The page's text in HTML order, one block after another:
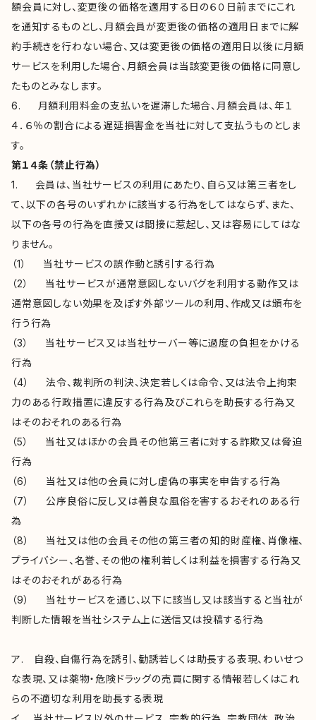
額会員に対し、変更後の価格を適用する日の６０日前までにこれ
を通知するものとし、月額会員が変更後の価格の適用日までに解
約手続きを行わない場合、又は変更後の価格の適用日以後に月額
サービスを利用した場合、月額会員は当該変更後の価格に同意し
たものとみなします。
6. 月額利用料金の支払いを遅滞した場合、月額会員は、年１
４．６％の割合による遅延損害金を当社に対して支払うものとしま
す。
第１４条（禁止行為）
1. 会員は、当社サービスの利用にあたり、自ら又は第三者をし
て、以下の各号のいずれかに該当する行為をしてはならず、また、
以下の各号の行為を直接又は間接に惹起し、又は容易にしてはな
りません。
（1） 当社サービスの誤作動と誘引する行為
（2） 当社サービスが通常意図しないバグを利用する動作又は
通常意図しない効果を及ぼす外部ツールの利用、作成又は頒布を
行う行為
（3） 当社サービス又は当社サーバー等に過度の負担をかける
行為
（4） 法令、裁判所の判決、決定若しくは命令、又は法令上拘束
力のある行政措置に違反する行為及びこれらを助長する行為又
はそのおそれのある行為
（5） 当社又はほかの会員その他第三者に対する詐欺又は脅迫
行為
（6） 当社又は他の会員に対し虚偽の事実を申告する行為
（7） 公序良俗に反し又は善良な風俗を害するおそれのある行
為
（8） 当社又は他の会員その他の第三者の知的財産権、肖像権、
プライバシー、名誉、その他の権利若しくは利益を損害する行為又
はそのおそれがある行為
（9） 当社サービスを通じ、以下に該当し又は該当すると当社が
判断した情報を当社システム上に送信又は投稿する行為
ア. 自殺、自傷行為を誘引、勧誘若しくは助長する表現、わいせつ
な表現、又は薬物・危険ドラッグの売買に関する情報若しくはこれ
らの不適切な利用を助長する表現